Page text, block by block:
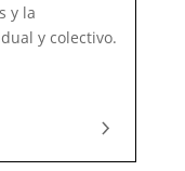
y la
y colectivo.